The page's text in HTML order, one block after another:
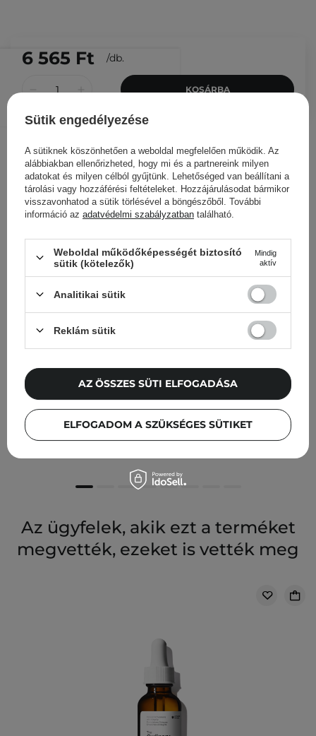
6 565 Ft /db.
KOSÁRBA
Más ügyfeleink ezeket is
Peel Mission - Aza Tonic - Azelainsav Tonik - 200ml
11 900,00 Ft
Az ügyfelek, akik ezt a terméket
megvették, ezeket is vették meg
Sütik engedélyezése
A sütiknek köszönhetően a weboldal megfelelően működik. Az
alábbiakban ellenőrizheted, hogy mi és a partnereink milyen
adatokat és milyen célból gyűjtünk. Lehetőséged van beállítani a
tárolási vagy hozzáférési feltételeket. Hozzájárulásodat bármikor
visszavonhatod a sütik törlésével a böngészőből. További
információ az adatvédelmi szabályzatban található.
Weboldal működőképességét biztosító
sütik (kötelezők)
Mindig
aktív
Analitikai sütik
Reklám sütik
ELFOGADOM A SZÜKSÉGES SÜTIKET
AZ ÖSSZES SÜTI ELFOGADÁSA